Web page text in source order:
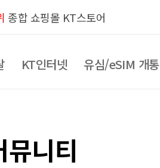
종합 쇼핑몰 KT스토어
KT인터넷 유심/eSIM 개통
뮤니티